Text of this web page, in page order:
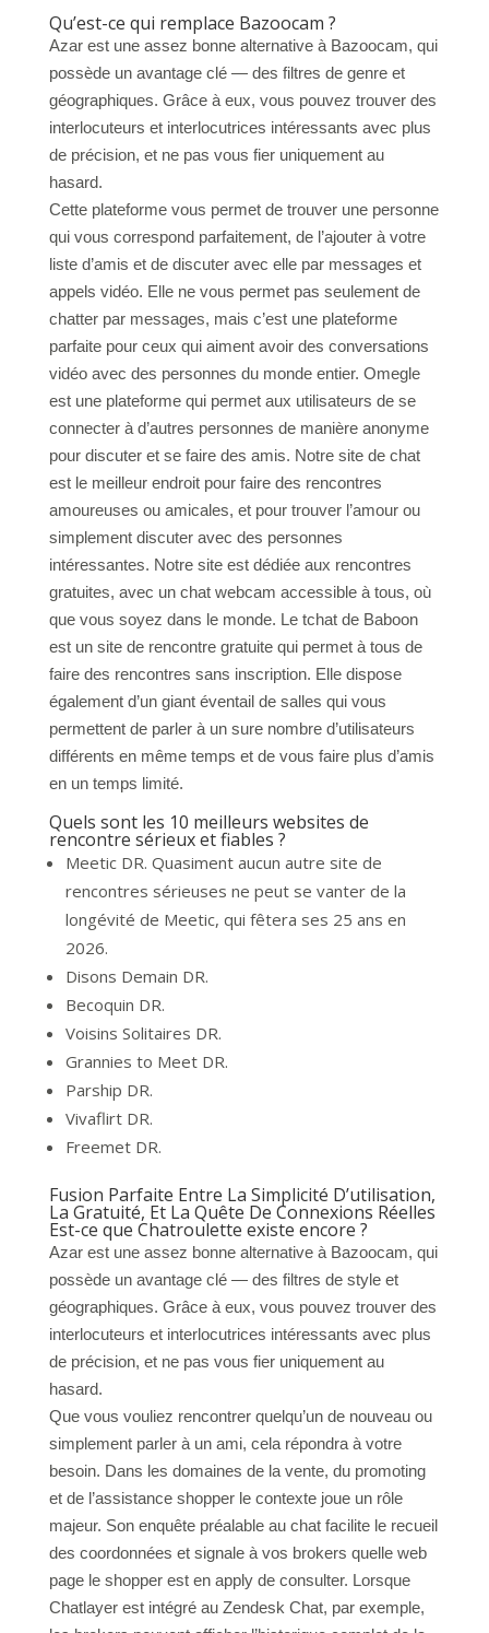
Qu’est-ce qui remplace Bazoocam ?
Azar est une assez bonne alternative à Bazoocam, qui
possède un avantage clé — des filtres de genre et
géographiques. Grâce à eux, vous pouvez trouver des
interlocuteurs et interlocutrices intéressants avec plus
de précision, et ne pas vous fier uniquement au
hasard.
Cette plateforme vous permet de trouver une personne
qui vous correspond parfaitement, de l’ajouter à votre
liste d’amis et de discuter avec elle par messages et
appels vidéo. Elle ne vous permet pas seulement de
chatter par messages, mais c’est une plateforme
parfaite pour ceux qui aiment avoir des conversations
vidéo avec des personnes du monde entier. Omegle
est une plateforme qui permet aux utilisateurs de se
connecter à d’autres personnes de manière anonyme
pour discuter et se faire des amis. Notre site de chat
est le meilleur endroit pour faire des rencontres
amoureuses ou amicales, et pour trouver l’amour ou
simplement discuter avec des personnes
intéressantes. Notre site est dédiée aux rencontres
gratuites, avec un chat webcam accessible à tous, où
que vous soyez dans le monde. Le tchat de Baboon
est un site de rencontre gratuite qui permet à tous de
faire des rencontres sans inscription. Elle dispose
également d’un giant éventail de salles qui vous
permettent de parler à un sure nombre d’utilisateurs
différents en même temps et de vous faire plus d’amis
en un temps limité.
Quels sont les 10 meilleurs websites de
rencontre sérieux et fiables ?
Meetic DR. Quasiment aucun autre site de
rencontres sérieuses ne peut se vanter de la
longévité de Meetic, qui fêtera ses 25 ans en
2026.
Disons Demain DR.
Becoquin DR.
Voisins Solitaires DR.
Grannies to Meet DR.
Parship DR.
Vivaflirt DR.
Freemet DR.
Fusion Parfaite Entre La Simplicité D’utilisation,
La Gratuité, Et La Quête De Connexions Réelles
Est-ce que Chatroulette existe encore ?
Azar est une assez bonne alternative à Bazoocam, qui
possède un avantage clé — des filtres de style et
géographiques. Grâce à eux, vous pouvez trouver des
interlocuteurs et interlocutrices intéressants avec plus
de précision, et ne pas vous fier uniquement au
hasard.
Que vous vouliez rencontrer quelqu’un de nouveau ou
simplement parler à un ami, cela répondra à votre
besoin. Dans les domaines de la vente, du promoting
et de l’assistance shopper le contexte joue un rôle
majeur. Son enquête préalable au chat facilite le recueil
des coordonnées et signale à vos brokers quelle web
page le shopper est en apply de consulter. Lorsque
Chatlayer est intégré au Zendesk Chat, par exemple,